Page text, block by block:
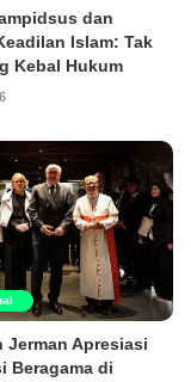
dan
Islam: Tak
Kebal Hukum
Jerman Apresiasi
Beragama di